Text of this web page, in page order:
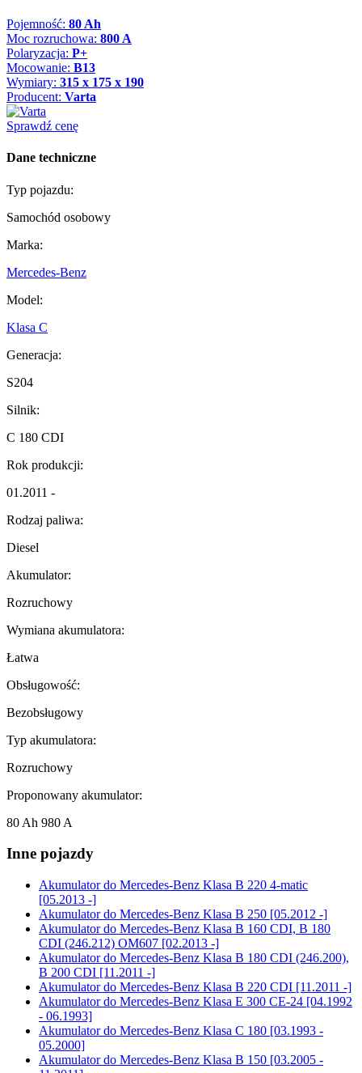
Pojemność: 80 Ah
Moc rozruchowa: 800 A
Polaryzacja: P+
Mocowanie: B13
Wymiary: 315 x 175 x 190
Producent: Varta
Sprawdź cenę
Dane techniczne
Typ pojazdu:
Samochód osobowy
Marka:
Mercedes-Benz
Model:
Klasa C
Generacja:
S204
Silnik:
C 180 CDI
Rok produkcji:
01.2011 -
Rodzaj paliwa:
Diesel
Akumulator:
Rozruchowy
Wymiana akumulatora:
Łatwa
Obsługowość:
Bezobsługowy
Typ akumulatora:
Rozruchowy
Proponowany akumulator:
80 Ah 980 A
Inne pojazdy
Akumulator do Mercedes-Benz Klasa B 220 4-matic
[05.2013 -]
Akumulator do Mercedes-Benz Klasa B 250 [05.2012 -]
Akumulator do Mercedes-Benz Klasa B 160 CDI, B 180
CDI (246.212) OM607 [02.2013 -]
Akumulator do Mercedes-Benz Klasa B 180 CDI (246.200),
B 200 CDI [11.2011 -]
Akumulator do Mercedes-Benz Klasa B 220 CDI [11.2011 -]
Akumulator do Mercedes-Benz Klasa E 300 CE-24 [04.1992
- 06.1993]
Akumulator do Mercedes-Benz Klasa C 180 [03.1993 -
05.2000]
Akumulator do Mercedes-Benz Klasa B 150 [03.2005 -